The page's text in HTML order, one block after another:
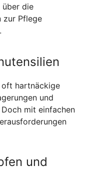
über die
zur Pflege
oft hartnäckige
und
Doch mit einfachen
und